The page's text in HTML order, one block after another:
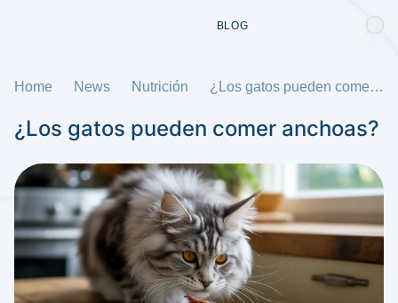
BLOG
Home News Nutrición ¿Los gatos pueden comer anchoas?
¿Los gatos pueden comer anchoas?